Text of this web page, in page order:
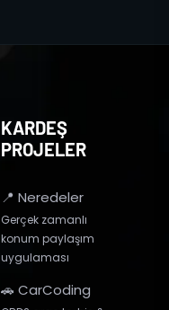
KARDEŞ
PROJELER
📍 Neredeler
Gerçek zamanlı
konum paylaşım
uygulaması
🚗 CarCoding